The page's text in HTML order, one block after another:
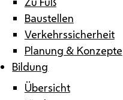
Baustellen
Verkehrssicherheit
Planung & Konzepte
Bildung
Übersicht